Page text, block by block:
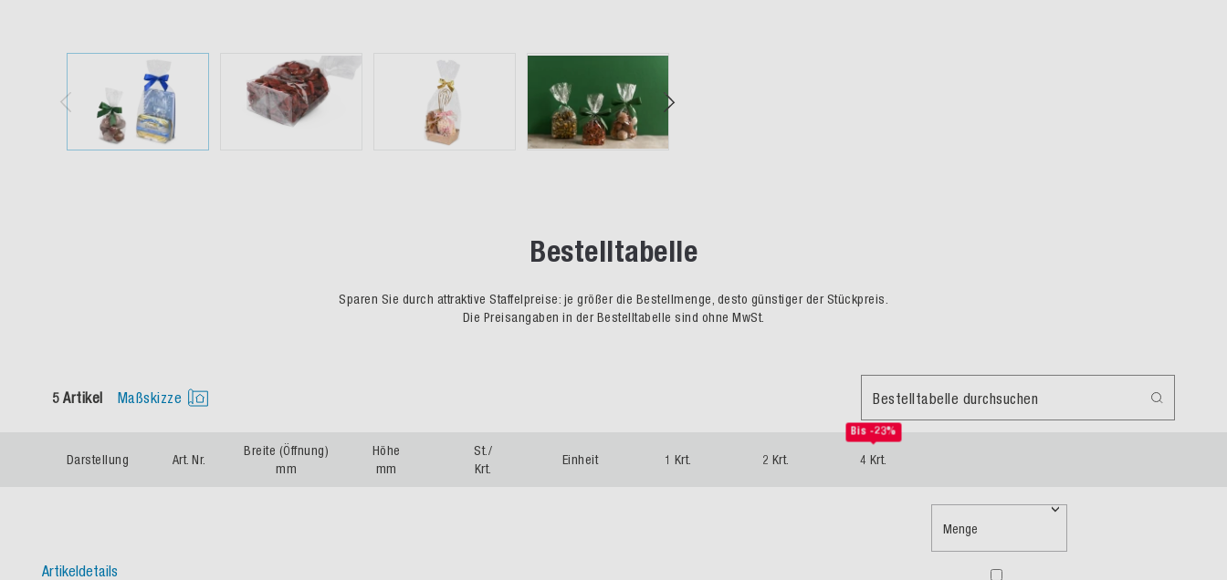
Bestelltabelle
Sparen Sie durch attraktive Staffelpreise: je größer die Bestellmenge, desto günstiger der Stückpreis.
Die Preisangaben in der Bestelltabelle sind ohne MwSt.
5 Artikel Maßskizze Bestelltabelle durchsuchen
Darstellung Art. Nr.
Breite (Öffnung)
mm
Höhe
mm
St./
Krt.
Einheit 1 Krt. 2 Krt.
Bis -23%
4 Krt.
Artikeldetails
Menge